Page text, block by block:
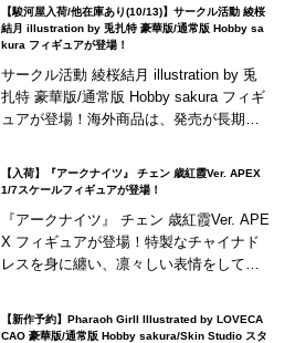
【駿河屋入荷/他在庫あり(10/13)】サークル活動 綾桜
結月 illustration by 兎扎特 豪華版/通常版 Hobby sa
kura フィギュアが登場！
サークル活動 綾桜結月 illustration by 兎
扎特 豪華版/通常版 Hobby sakura フィギ
ュアが登場！海外商品は、発売が長期延
【入荷】『アークナイツ』 チェン 歳紅霞Ver. APEX
1/7スケールフィギュアが登場！
『アークナイツ』 チェン 歳紅霞Ver. APE
X フィギュアが登場！特製なチャイナド
レスを身に纏い、凛々しい表情をしてい
が国内...
【新作予約】Pharaoh Girll Illustrated by LOVECA
CAO 豪華版/通常版 Hobby sakura/Skin Studio スタ